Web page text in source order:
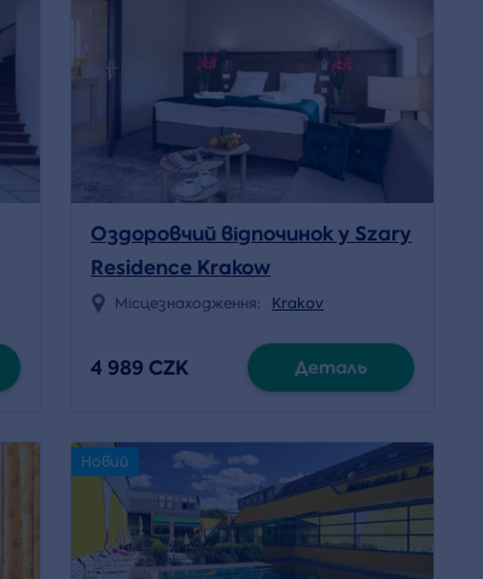
Оздоровчий відпочинок у Szary
Residence Krakow
Місцезнаходження: Krakov
4 989 CZK Деталь
Новий